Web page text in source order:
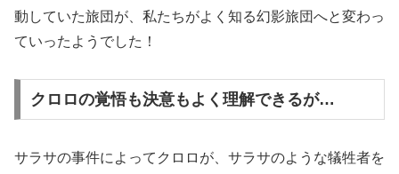
動していた旅団が、私たちがよく知る幻影旅団へと変わっ
ていったようでした！
クロロの覚悟も決意もよく理解できるが…
サラサの事件によってクロロが、サラサのような犠牲者を